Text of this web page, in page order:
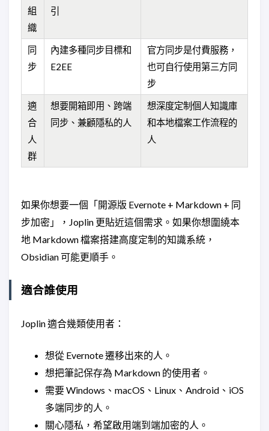
組
織
引
同
步
內建多種同步目標和
E2EE
官方同步是付費服務，
也可自行使用第三方同
步
適
合
人
群
想要開箱即用、跨端
同步、兼顧隱私的人
想深度定制個人知識庫
和本地檔案工作流程的
人
如果你想要一個「開源版 Evernote + Markdown + 同
步加密」，Joplin 更貼近這個需求。如果你想圍繞本
地 Markdown 檔案搭建高度定制的知識系統，
Obsidian 可能更順手。
適合誰使用
Joplin 適合幾類使用者：
想從 Evernote 遷移出來的人。
想把筆記保存為 Markdown 的使用者。
需要 Windows、macOS、Linux、Android、iOS
多端同步的人。
關心隱私，希望啟用端到端加密的人。